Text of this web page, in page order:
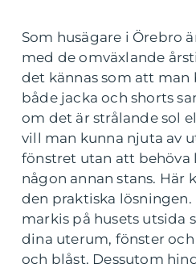
Som husägare i Örebro
med de omväxlande
det kännas som att man
både jacka och shorts
om det är strålande sol
vill man kunna njuta av
fönstret utan att behöva
någon annan stans. Här
den praktiska
markis på husets utsida
dina uterum, fönster
och blåst. Dessutom